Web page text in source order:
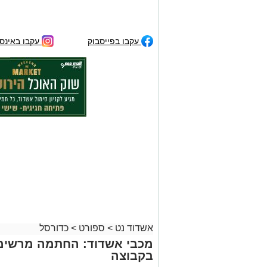
עקבו בפייסבוק עקבו
אשדוד נט > ספורט > כדורסל
מכבי אשדוד: החתמה
בקבוצה